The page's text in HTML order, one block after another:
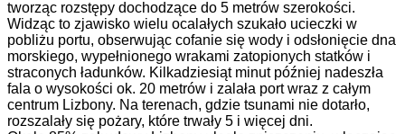
tworząc rozstępy dochodzące do 5 metrów szerokości.
Widząc to zjawisko wielu ocalałych szukało ucieczki w
pobliżu portu, obserwując cofanie się wody i odsłonięcie dna
morskiego, wypełnionego wrakami zatopionych statków i
straconych ładunków. Kilkadziesiąt minut później nadeszła
fala o wysokości ok. 20 metrów i zalała port wraz z całym
centrum Lizbony. Na terenach, gdzie tsunami nie dotarło,
rozszalały się pożary, które trwały 5 i więcej dni.